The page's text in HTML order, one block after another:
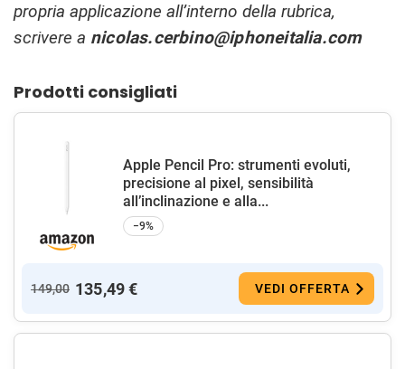
propria applicazione all’interno della rubrica,
scrivere a nicolas.cerbino@iphoneitalia.com
Prodotti consigliati
Apple Pencil Pro: strumenti evoluti,
precisione al pixel, sensibilità
all’inclinazione e alla...
−9%
149,00 135,49 € VEDI OFFERTA